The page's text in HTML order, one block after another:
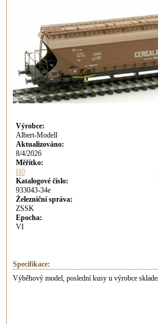
Výrobce:
Albert-Modell
Aktualizováno:
8/4/2026
Měřítko:
H0
Katalogové číslo:
933043-34e
Železniční správa:
ZSSK
Epocha:
VI
Specifikace:
Výběhový model, poslední kusy u výrobce